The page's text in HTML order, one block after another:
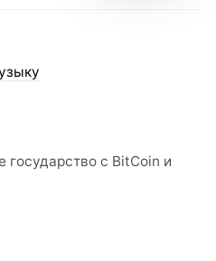
с BitCoin и